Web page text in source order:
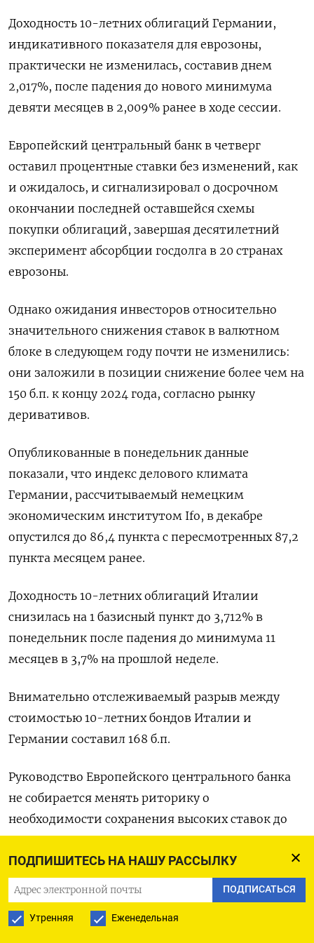
ПОДПИШИТЕСЬ НА НАШУ РАССЫЛКУ
ПОДПИСАТЬСЯ
Утренняя Еженедельная
Доходность 10-летних облигаций Германии,
индикативного показателя для еврозоны,
практически не изменилась, составив днем
2,017%, после падения до нового минимума
девяти месяцев в 2,009% ранее в ходе сессии.
Европейский центральный банк в четверг
оставил процентные ставки без изменений, как
и ожидалось, и сигнализировал о досрочном
окончании последней оставшейся схемы
покупки облигаций, завершая десятилетний
эксперимент абсорбции госдолга в 20 странах
еврозоны.
Однако ожидания инвесторов относительно
значительного снижения ставок в валютном
блоке в следующем году почти не изменились:
они заложили в позиции снижение более чем на
150 б.п. к концу 2024 года, согласно рынку
деривативов.
Опубликованные в понедельник данные
показали, что индекс делового климата
Германии, рассчитываемый немецким
экономическим институтом Ifo, в декабре
опустился до 86,4 пункта с пересмотренных 87,2
пункта месяцем ранее.
Доходность 10-летних облигаций Италии
снизилась на 1 базисный пункт до 3,712% в
понедельник после падения до минимума 11
месяцев в 3,7% на прошлой неделе.
Внимательно отслеживаемый разрыв между
стоимостью 10-летних бондов Италии и
Германии составил 168 б.п.
Руководство Европейского центрального банка
не собирается менять риторику о
необходимости сохранения высоких ставок до
мартовского заседания, что не позволит снизить
стоимость заимствований раньше июня,
сказали Рейтер семь человек, знакомых с
вопросом.